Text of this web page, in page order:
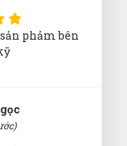
phảm bên